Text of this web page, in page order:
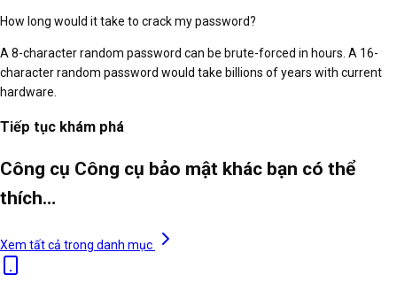
How long would it take to crack my password?
A 8-character random password can be brute-forced in hours. A 16-
character random password would take billions of years with current
hardware.
Tiếp tục khám phá
Công cụ Công cụ bảo mật khác bạn có thể
thích…
Xem tất cả trong danh mục